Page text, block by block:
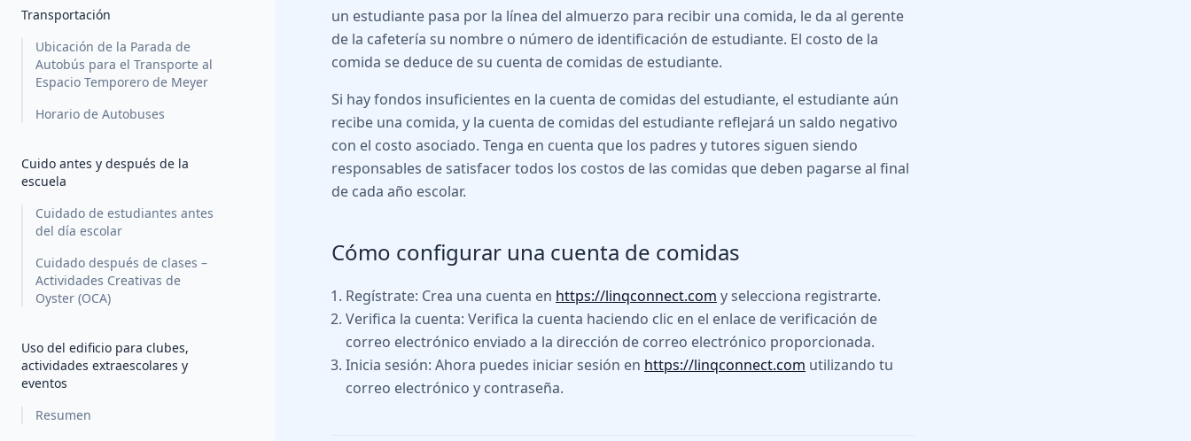
Transportación
Ubicación de la Parada de
Autobús para el Transporte al
Espacio Temporero de Meyer
Horario de Autobuses
Cuido antes y después de la
escuela
Cuidado de estudiantes antes
del día escolar
Cuidado después de clases –
Actividades Creativas de
Oyster (OCA)
Uso del edificio para clubes,
actividades extraescolares y
eventos
Resumen
un estudiante pasa por la línea del almuerzo para recibir una comida, le da al gerente
de la cafetería su nombre o número de identificación de estudiante. El costo de la
comida se deduce de su cuenta de comidas de estudiante.
Si hay fondos insuficientes en la cuenta de comidas del estudiante, el estudiante aún
recibe una comida, y la cuenta de comidas del estudiante reflejará un saldo negativo
con el costo asociado. Tenga en cuenta que los padres y tutores siguen siendo
responsables de satisfacer todos los costos de las comidas que deben pagarse al final
de cada año escolar.
Cómo configurar una cuenta de comidas
Regístrate: Crea una cuenta en https://linqconnect.com y selecciona registrarte.
Verifica la cuenta: Verifica la cuenta haciendo clic en el enlace de verificación de
correo electrónico enviado a la dirección de correo electrónico proporcionada.
Inicia sesión: Ahora puedes iniciar sesión en https://linqconnect.com utilizando tu
correo electrónico y contraseña.